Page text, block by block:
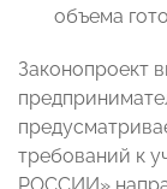
объема
Законопроект
требований к